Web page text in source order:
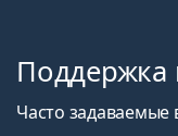
Поддержка
Часто задаваемые